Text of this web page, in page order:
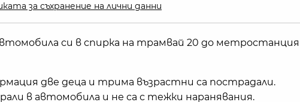
за съхранение на лични данни
си в спирка на трамвай 20 до метростанция
две деца и трима възрастни са пострадали.
в автомобила и не са с тежки наранявания.